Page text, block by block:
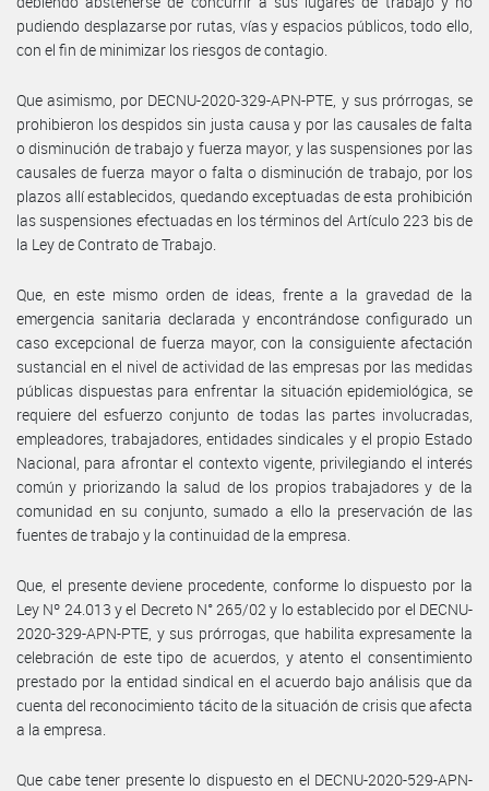
pudiendo desplazarse por rutas, vías y espacios públicos, todo ello,
con el fin de minimizar los riesgos de contagio.
Que asimismo, por DECNU-2020-329-APN-PTE, y sus prórrogas, se
prohibieron los despidos sin justa causa y por las causales de falta
o disminución de trabajo y fuerza mayor, y las suspensiones por las
causales de fuerza mayor o falta o disminución de trabajo, por los
plazos allí establecidos, quedando exceptuadas de esta prohibición
las suspensiones efectuadas en los términos del Artículo 223 bis de
la Ley de Contrato de Trabajo.
Que, en este mismo orden de ideas, frente a la gravedad de la
emergencia sanitaria declarada y encontrándose configurado un
caso excepcional de fuerza mayor, con la consiguiente afectación
sustancial en el nivel de actividad de las empresas por las medidas
públicas dispuestas para enfrentar la situación epidemiológica, se
requiere del esfuerzo conjunto de todas las partes involucradas,
empleadores, trabajadores, entidades sindicales y el propio Estado
Nacional, para afrontar el contexto vigente, privilegiando el interés
común y priorizando la salud de los propios trabajadores y de la
comunidad en su conjunto, sumado a ello la preservación de las
fuentes de trabajo y la continuidad de la empresa.
Que, el presente deviene procedente, conforme lo dispuesto por la
Ley Nº 24.013 y el Decreto N° 265/02 y lo establecido por el DECNU-
2020-329-APN-PTE, y sus prórrogas, que habilita expresamente la
celebración de este tipo de acuerdos, y atento el consentimiento
prestado por la entidad sindical en el acuerdo bajo análisis que da
cuenta del reconocimiento tácito de la situación de crisis que afecta
a la empresa.
Que cabe tener presente lo dispuesto en el DECNU-2020-529-APN-